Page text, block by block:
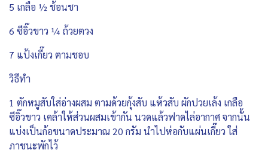
5 เกลือ ½ ช้อนชา
6 ซีอิ๊วขาว ¼ ถ้วยตวง
7 แป้งเกี๊ยว ตามชอบ
วิธีทำ
1 ตักหมูสับใส่อ่างผสม ตามด้วยกุ้งสับ แห้วสับ ผักปวยเล้ง เกลือ
ซีอิ๊วขาว เคล้าให้ส่วนผสมเข้ากัน นวดแล้วฟาดไล่อากาศ จากนั้น
แบ่งเป็นก้อขนาดประมาณ 20 กรัม นำไปห่อกับแผ่นเกี๊ยว ใส่
ภาชนะพักไว้